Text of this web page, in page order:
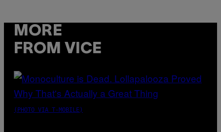
MORE
FROM VICE
(PHOTO VIA T-MOBILE)